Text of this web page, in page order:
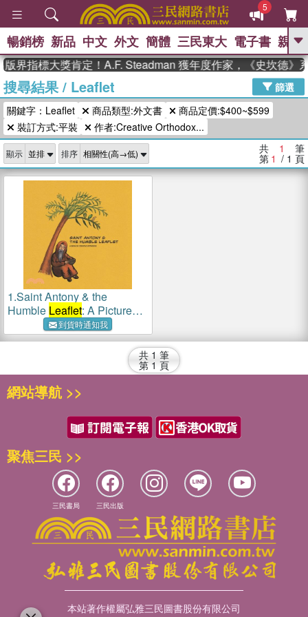
5
GO
The Odyssey 、
父親節 、 如果歷史是一群喵 、 暑期
推薦 、 國際布克獎 臺灣漫遊錄
念華 、 台灣的李登輝時代
孩：黎曼猜想 、 偉大的迷走神經
暢銷榜 新品 中文 外文 簡體 三民東大 電子書 親子
界指標大獎肯定！A.F. Steadman 獲年度作家，《史坎德》
搜尋結果/ Leaflet
篩選
關鍵字：Leaflet
商品類型:外文書
商品定價:$400~$599
裝訂方式:平裝
作者:Creative Orthodox...
顯示 排序 共 1 筆
第 1 / 1 頁
1.Saint Antony & the
Humble Leaflet: A Picture
Book by Creative Orthodox
到貨時通知我
共 1 筆
第 1 頁
網站導航 >>
聚焦三民 >>
三民書局 三民出版
本站著作權屬弘雅三民圖書股份有限公司